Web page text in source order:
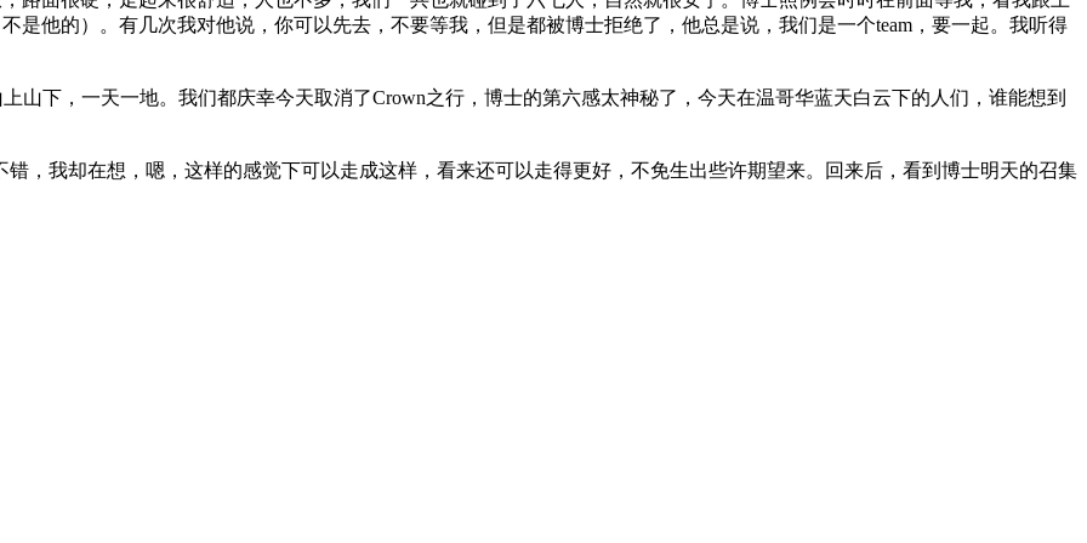
是他的）。有几次我对他说，你可以先去，不要等我，但是都被博士拒绝了，他总是说，我们是一个team，要一起。我听得
山下，一天一地。我们都庆幸今天取消了Crown之行，博士的第六感太神秘了，今天在温哥华蓝天白云下的人们，谁能想到
错，我却在想，嗯，这样的感觉下可以走成这样，看来还可以走得更好，不免生出些许期望来。回来后，看到博士明天的召集